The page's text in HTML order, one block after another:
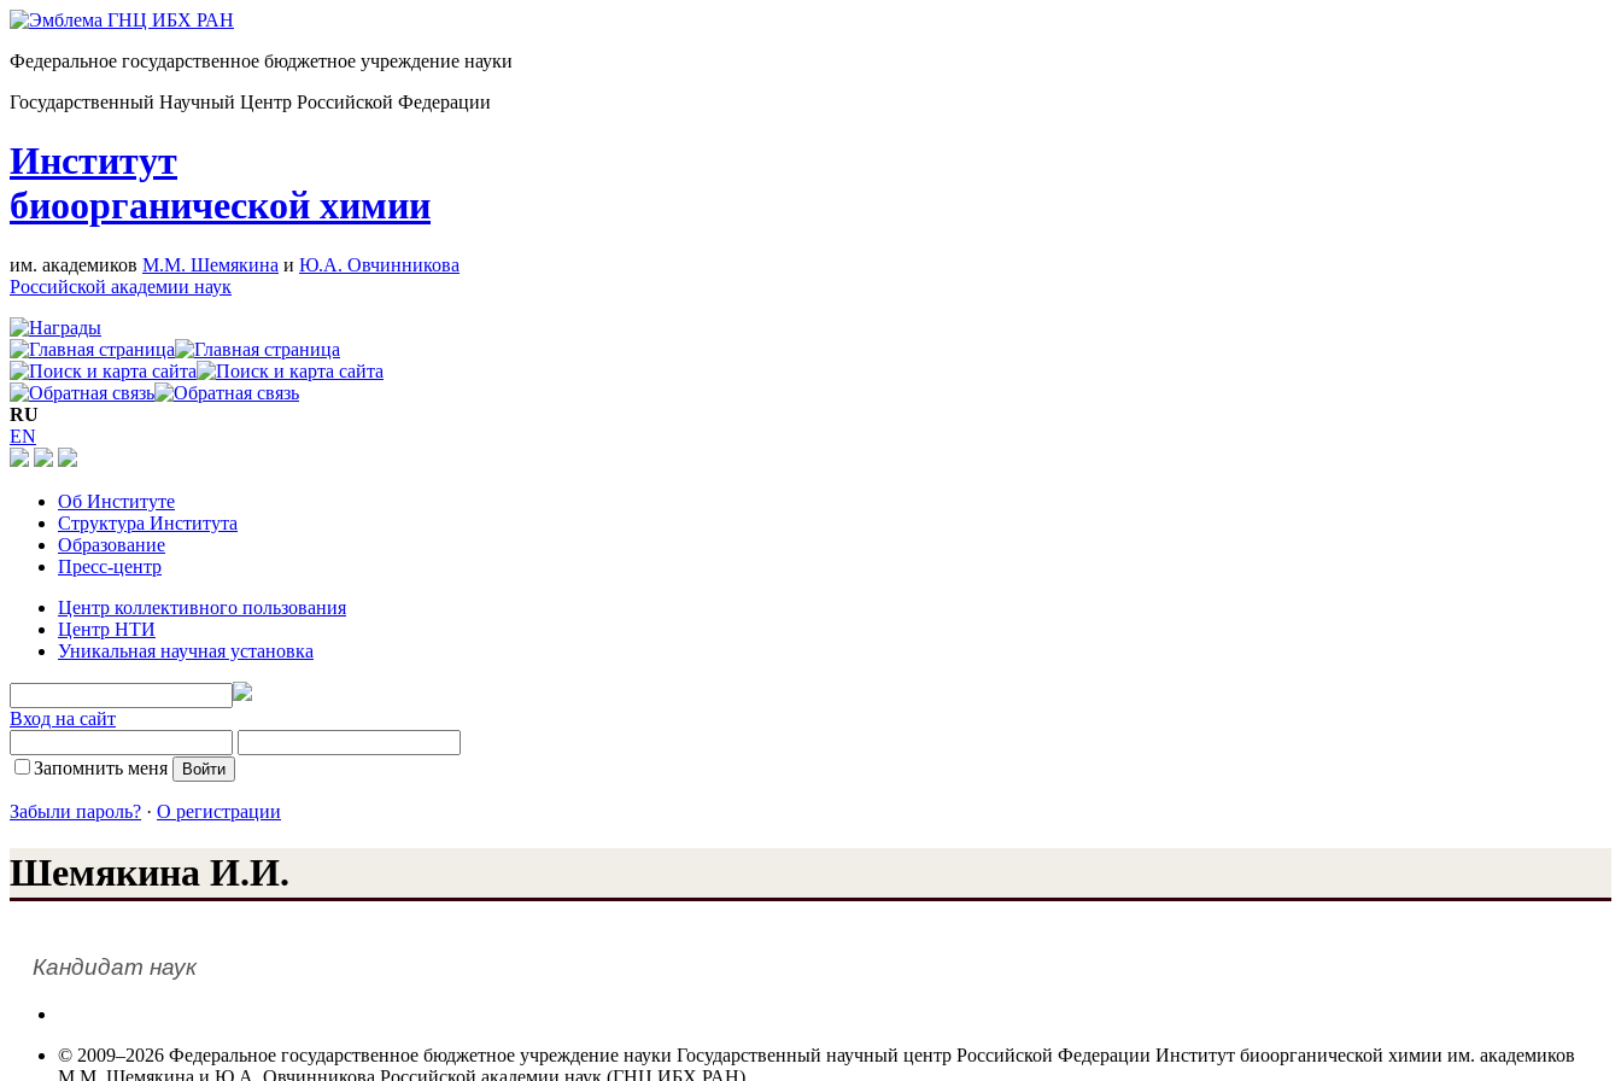
Федеральное государственное бюджетное учреждение науки
Государственный Научный Центр Российской Федерации
Институт
биоорганической химии
им. академиков М.М. Шемякина и Ю.А. Овчинникова
Российской академии наук
RU
EN
Об Институте
Структура Института
Образование
Пресс-центр
Центр коллективного пользования
Центр НТИ
Уникальная научная установка
Вход на сайт
Запомнить меня
Забыли пароль? · О регистрации
Шемякина И.И.
Кандидат наук
© 2009–2026 Федеральное государственное бюджетное учреждение науки Государственный научный центр Российской Федерации Институт биоорганической химии им. академиков
М.М. Шемякина и Ю.А. Овчинникова Российской академии наук (ГНЦ ИБХ РАН)